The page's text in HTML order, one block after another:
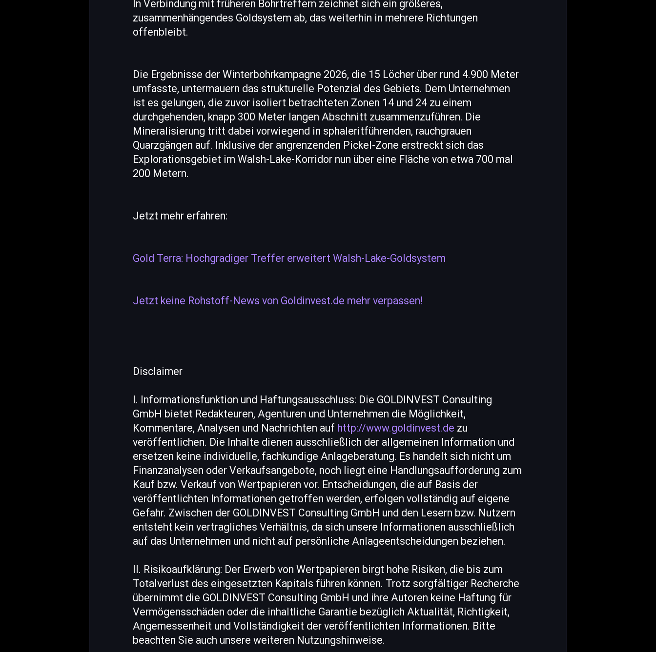
In Verbindung mit früheren Bohrtreffern zeichnet sich ein größeres,
zusammenhängendes Goldsystem ab, das weiterhin in mehrere Richtungen
offenbleibt.
Die Ergebnisse der Winterbohrkampagne 2026, die 15 Löcher über rund 4.900 Meter
umfasste, untermauern das strukturelle Potenzial des Gebiets. Dem Unternehmen
ist es gelungen, die zuvor isoliert betrachteten Zonen 14 und 24 zu einem
durchgehenden, knapp 300 Meter langen Abschnitt zusammenzuführen. Die
Mineralisierung tritt dabei vorwiegend in sphaleritführenden, rauchgrauen
Quarzgängen auf. Inklusive der angrenzenden Pickel-Zone erstreckt sich das
Explorationsgebiet im Walsh-Lake-Korridor nun über eine Fläche von etwa 700 mal
200 Metern.
Jetzt mehr erfahren:
Gold Terra: Hochgradiger Treffer erweitert Walsh-Lake-Goldsystem
Jetzt keine Rohstoff-News von Goldinvest.de mehr verpassen!
Disclaimer
I. Informationsfunktion und Haftungsausschluss: Die GOLDINVEST Consulting
GmbH bietet Redakteuren, Agenturen und Unternehmen die Möglichkeit,
Kommentare, Analysen und Nachrichten auf http://www.goldinvest.de zu
veröffentlichen. Die Inhalte dienen ausschließlich der allgemeinen Information und
ersetzen keine individuelle, fachkundige Anlageberatung. Es handelt sich nicht um
Finanzanalysen oder Verkaufsangebote, noch liegt eine Handlungsaufforderung zum
Kauf bzw. Verkauf von Wertpapieren vor. Entscheidungen, die auf Basis der
veröffentlichten Informationen getroffen werden, erfolgen vollständig auf eigene
Gefahr. Zwischen der GOLDINVEST Consulting GmbH und den Lesern bzw. Nutzern
entsteht kein vertragliches Verhältnis, da sich unsere Informationen ausschließlich
auf das Unternehmen und nicht auf persönliche Anlageentscheidungen beziehen.
II. Risikoaufklärung: Der Erwerb von Wertpapieren birgt hohe Risiken, die bis zum
Totalverlust des eingesetzten Kapitals führen können. Trotz sorgfältiger Recherche
übernimmt die GOLDINVEST Consulting GmbH und ihre Autoren keine Haftung für
Vermögensschäden oder die inhaltliche Garantie bezüglich Aktualität, Richtigkeit,
Angemessenheit und Vollständigkeit der veröffentlichten Informationen. Bitte
beachten Sie auch unsere weiteren Nutzungshinweise.